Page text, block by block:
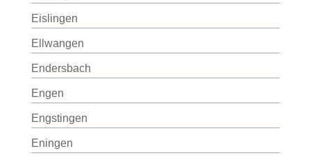
Eislingen
Ellwangen
Endersbach
Engen
Engstingen
Eningen